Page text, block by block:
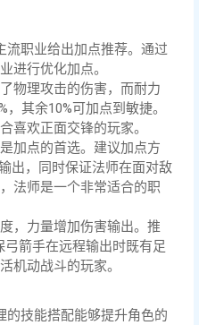
流职业给出加点推荐。通过
进行优化加点。
物理攻击的伤害，而耐力
其余10%可加点到敏捷。
喜欢正面交锋的玩家。
加点的首选。建议加点方
出，同时保证法师在面对敌
法师是一个非常适合的职
，力量增加伤害输出。推
弓箭手在远程输出时既有足
机动战斗的玩家。
的技能搭配能够提升角色的